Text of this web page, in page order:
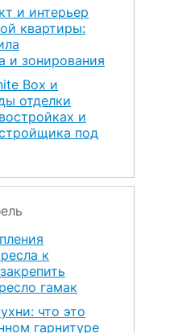
и интерьер
квартиры:
и зонирования
Box и
отделки
и
под
к
гамак
что это
гарнитуре